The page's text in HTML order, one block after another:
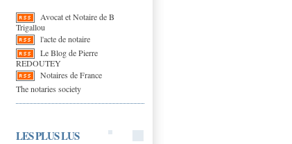
Avocat et Notaire de B
Trigallou
l'acte de notaire
Le Blog de Pierre
REDOUTEY
Notaires de France
The notaries society
LES PLUS LUS